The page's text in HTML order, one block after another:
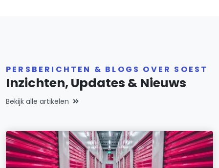
PERSBERICHTEN & BLOGS OVER SOEST
Inzichten, Updates & Nieuws
Bekijk alle artikelen